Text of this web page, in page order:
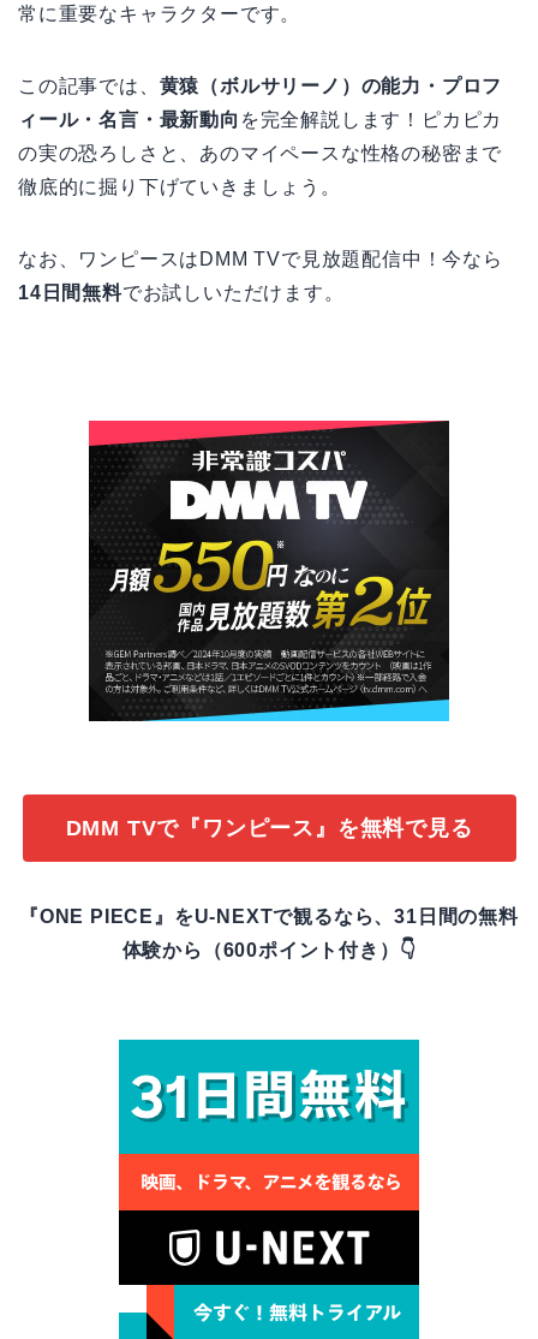
常に重要なキャラクターです。
この記事では、 黄猿（ボルサリーノ）の能力・プロフ
ィール・名言・最新動向 を完全解説します！ピカピカ
の実の恐ろしさと、あのマイペースな性格の秘密まで
徹底的に掘り下げていきましょう。
なお、ワンピースはDMM TVで見放題配信中！今なら
14日間無料でお試しいただけます。
DMM TVで『ワンピース』を無料で見る
『ONE PIECE』をU-NEXTで観るなら、31日間の無料
体験から（600ポイント付き）👇